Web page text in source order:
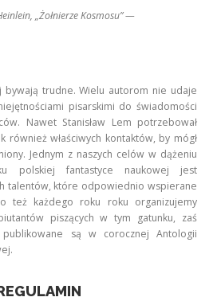
„Żołnierze Kosmosu” —
bywają trudne. Wielu autorom nie udaje
pisarskimi do świadomości
Nawet Stanisław Lem potrzebował
również właściwych kontaktów, by mógł
Jednym z naszych celów w dążeniu
polskiej fantastyce naukowej jest
talentów, które odpowiednio wspierane
też każdego roku roku organizujemy
piszących w tym gatunku, zaś
publikowane są w corocznej Antologii